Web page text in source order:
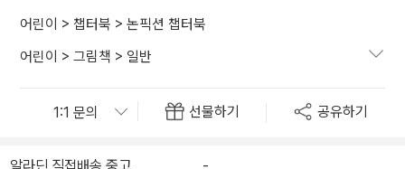
어린이 > 챕터북 > 논픽션 챕터북
어린이 > 그림책 > 일반
선물하기 공유하기